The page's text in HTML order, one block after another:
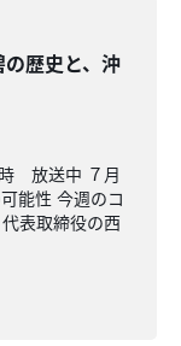
歴史と、沖
放送中 ７月
能性 今週のコ
表取締役の西